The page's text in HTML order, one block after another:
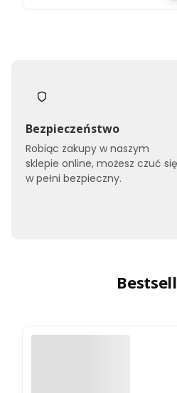
Bezpieczeństwo
Robiąc zakupy w naszym
sklepie online, możesz czuć się
w pełni bezpieczny.